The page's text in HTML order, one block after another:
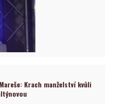
Krach manželství kvůli